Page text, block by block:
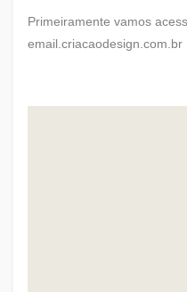
Primeiramente vamos
email.criacaodesign.com.br